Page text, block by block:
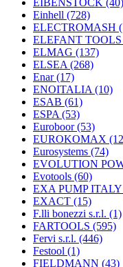
EIBENSTOCK (40)
Einhell (728)
ELECTROMASH
ELEFANT TOOLS
ELMAG (137)
ELSEA (268)
Enar(17)
ENOITALIA (10)
ESAB (61)
ESPA (53)
Euroboor(53)
EUROKOMAX
Eurosystems (74)
EVOLUTION
Evotools (60)
EXA PUMP ITALY
EXACT (15)
F.lli bonezzi s.r.l. (1)
FARTOOLS (595)
Fervi s.r.l. (446)
Festool (1)
FIELDMANN (43)